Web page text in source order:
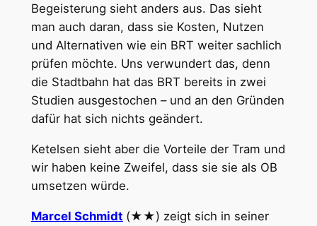
Begeisterung sieht anders aus. Das sieht
man auch daran, dass sie Kosten, Nutzen
und Alternativen wie ein BRT weiter sachlich
prüfen möchte. Uns verwundert das, denn
die Stadtbahn hat das BRT bereits in zwei
Studien ausgestochen – und an den Gründen
dafür hat sich nichts geändert.
Ketelsen sieht aber die Vorteile der Tram und
wir haben keine Zweifel, dass sie sie als OB
umsetzen würde.
Marcel Schmidt (★★) zeigt sich in seiner